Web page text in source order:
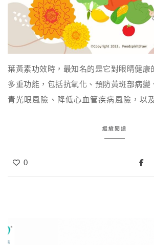
葉黃素功效時，最知名的是它對眼睛健康
多重功能，包括抗氧化、預防黃斑部病變
青光眼風險、降低心血管疾病風險，以
富的食物來源，蔬菜類例如菠菜、萵苣，
為護眼保健食品的原料。這些食物提供了
繼續閱讀
0